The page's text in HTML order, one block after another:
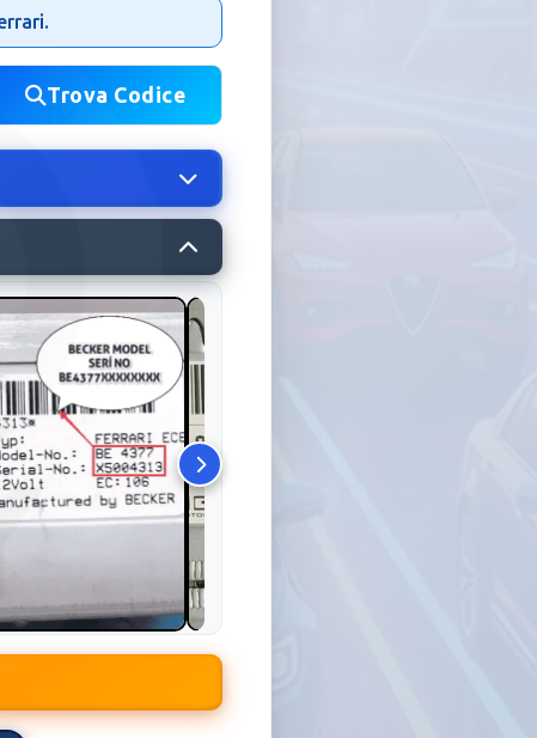
Trova Codice